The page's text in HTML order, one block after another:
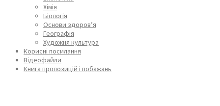
Хімія
Біологія
Основи здоров’я
Географія
Художня культура
Корисні посилання
Відеофайли
Книга пропозицій і побажань